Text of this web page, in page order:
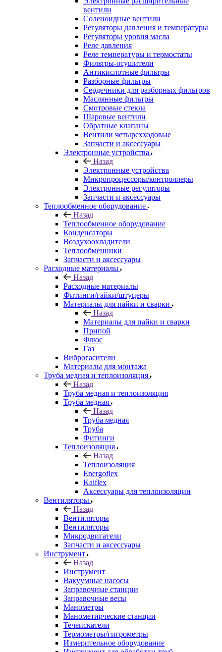
вентили
Соленоидные вентили
Регуляторы давления и температуры
Регуляторы уровня масла
Реле давления
Реле температуры и термостаты
Фильтры-осушители
Антикислотные фильтры
Разборные фильтры
Сердечники для разборных фильтров
Маслянные фильтры
Смотровые стекла
Шаровые вентили
Обратные клапаны
Вентили четырехходовые
Запчасти и аксессуары
Электронные устройства
Назад
Электронные устройства
Микропроцессоры/контроллеры
Электронные регуляторы
Запчасти и аксессуары
Теплообменное оборудование
Назад
Теплообменное оборудование
Конденсаторы
Воздухоохладители
Теплообменники
Запчасти и аксессуары
Расходные материалы
Назад
Расходные материалы
Фитинги/гайки/штуцеры
Материалы для пайки и сварки
Назад
Материалы для пайки и сварки
Припой
Флюс
Газ
Виброгасители
Материалы для монтажа
Труба медная и теплоизоляция
Назад
Труба медная и теплоизоляция
Труба медная
Назад
Труба медная
Труба
Фитинги
Теплоизоляция
Назад
Теплоизоляция
Energoflex
Kaiflex
Аксессуары для теплоизоляции
Вентиляторы
Назад
Вентиляторы
Вентиляторы
Микродвигатели
Запчасти и аксессуары
Инструмент
Назад
Инструмент
Вакуумные насосы
Заправочные станции
Заправочные весы
Манометры
Манометирческие станции
Течеискатели
Термометры/гигрометры
Измерительное оборудование